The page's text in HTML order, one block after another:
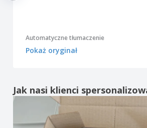
Automatyczne tłumaczenie
Pokaż oryginał
Jak nasi klienci